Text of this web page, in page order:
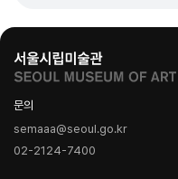
문의
semaaa@seoul.go.kr
02-2124-7400